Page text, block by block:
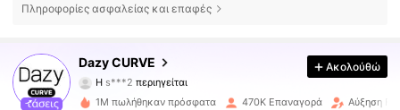
Πληροφορίες ασφαλείας και επαφές
Dazy CURVE
H s***2 περιηγείται
4.80
399K Ακόλουθοι
Ακολούθώ
1M πωλήθηκαν πρόσφατα 470K Επαναγορά Αύξηση